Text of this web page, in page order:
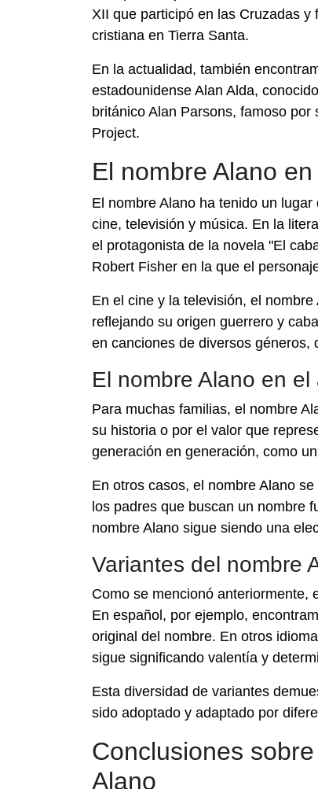
XII que participó en las Cruzadas
cristiana en Tierra Santa.
En la actualidad, también
estadounidense Alan Alda,
británico Alan Parsons, famoso
Project.
El nombre Alano
El nombre Alano ha tenido un
cine, televisión y música. En la
el protagonista de la novela "El
Robert Fisher en la que el
En el cine y la televisión, el
reflejando su origen guerrero y
en canciones de diversos géneros,
El nombre Alano en
Para muchas familias, el nombre
su historia o por el valor que
generación en generación, como
En otros casos, el nombre Alano
los padres que buscan un nombre
nombre Alano sigue siendo una
Variantes del nombre
Como se mencionó anteriormente,
En español, por ejemplo,
original del nombre. En otros
sigue significando valentía y
Esta diversidad de variantes
sido adoptado y adaptado por
Conclusiones
Alano